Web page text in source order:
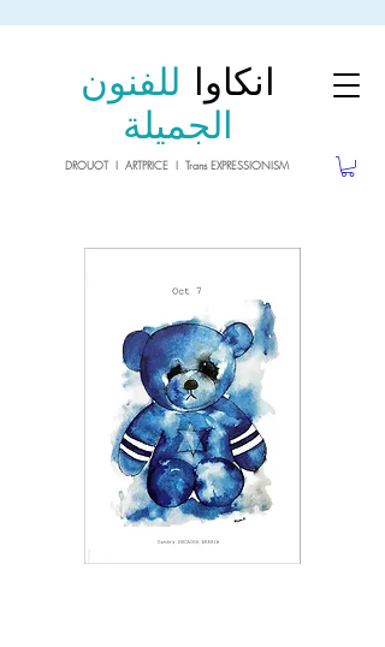
انكاوا للفنون
الجميلة
DROUOT I ARTPRICE I Trans EXPRESSIONISM